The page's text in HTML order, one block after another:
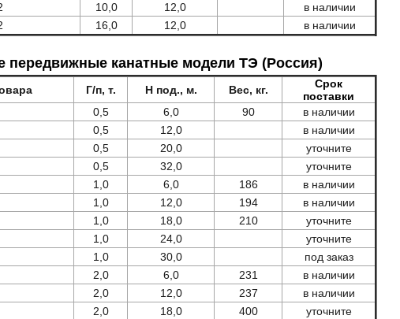
10,0 12,0
в наличии
16,0 12,0 в наличии
передвижные канатные модели ТЭ (Россия)
Г/п, т. Н под., м. Вес, кг.
Срок
поставки
0,5 6,0 90
в наличии
0,5 12,0
в наличии
0,5 20,0
уточните
0,5 32,0
уточните
1,0 6,0 186
в наличии
1,0 12,0 194
в наличии
1,0 18,0 210
уточните
1,0 24,0
уточните
1,0 30,0
под заказ
2,0 6,0 231
в наличии
2,0 12,0 237
в наличии
2,0 18,0 400
уточните